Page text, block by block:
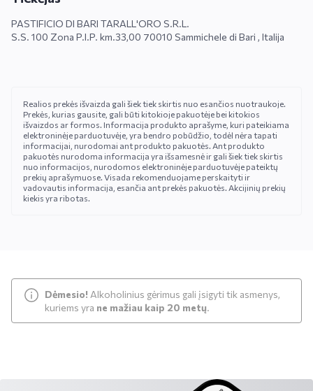
PASTIFICIO DI BARI TARALL'ORO S.R.L.
S.S. 100 Zona P.I.P. km.33,00 70010 Sammichele di Bari , Italija
Realios prekės išvaizda gali šiek tiek skirtis nuo esančios nuotraukoje.
Prekės, kurias gausite, gali būti kitokioje pakuotėje bei kitokios
išvaizdos ar formos. Informacija produkto aprašyme, kuri pateikiama
elektroninėje parduotuvėje, yra bendro pobūdžio, todėl nėra tapati
informacijai, nurodomai ant produkto pakuotės. Ant produkto
pakuotės nurodoma informacija yra išsamesnė ir gali šiek tiek skirtis
nuo informacijos, nurodomos elektroninėje parduotuvėje pateiktų
prekių aprašymuose. Visada rekomenduojame perskaityti ir
vadovautis informacija, esančia ant prekės pakuotės. Akcijinių prekių
kiekis yra ribotas.
Dėmesio! Alkoholinius gėrimus gali įsigyti tik asmenys,
kuriems yra ne mažiau kaip 20 metų.